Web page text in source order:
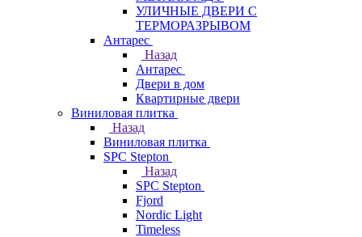
УЛИЧНЫЕ ДВЕРИ С
ТЕРМОРАЗРЫВОМ
Антарес
Назад
Антарес
Двери в дом
Квартирные двери
Виниловая плитка
Назад
Виниловая плитка
SPC Stepton
Назад
SPC Stepton
Fjord
Nordic Light
Timeless